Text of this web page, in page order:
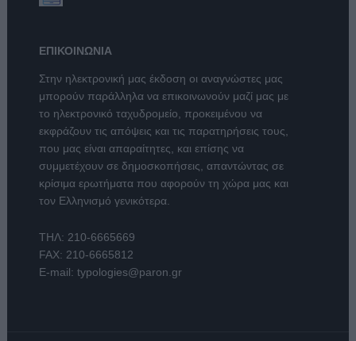
ΕΠΙΚΟΙΝΩΝΙΑ
Στην ηλεκτρονική μας έκδοση οι αναγνώστες μας
μπορούν παράλληλα να επικοινωνούν μαζί μας με
το ηλεκτρονικό ταχυδρομείο, προκειμένου να
εκφράζουν τις απόψεις και τις παρατηρήσεις τους,
που μας είναι απαραίτητες, και επίσης να
συμμετέχουν σε δημοσκοπήσεις, απαντώντας σε
κρίσιμα ερωτήματα που αφορούν τη χώρα μας και
τον Ελληνισμό γενικότερα.
ΤΗΛ: 210-6665669
FAX: 210-6665812
E-mail: typologies@paron.gr